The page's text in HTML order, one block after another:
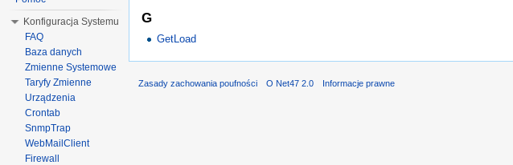
G
GetLoad
Konfiguracja Systemu
FAQ
Baza danych
Zmienne Systemowe
Taryfy Zmienne
Urządzenia
Crontab
SnmpTrap
WebMailClient
Firewall
Zasady zachowania poufności O Net47 2.0 Informacje prawne